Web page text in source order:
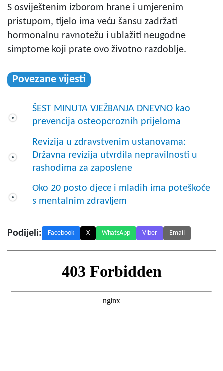
S osviještenim izborom hrane i umjerenim
pristupom, tijelo ima veću šansu zadržati
hormonalnu ravnotežu i ublažiti neugodne
simptome koji prate ovo životno razdoblje.
Povezane vijesti
ŠEST MINUTA VJEŽBANJA DNEVNO kao
prevencija osteoporoznih prijeloma
Revizija u zdravstvenim ustanovama:
Državna revizija utvrdila nepravilnosti u
rashodima za zaposlene
Oko 20 posto djece i mladih ima poteškoće
s mentalnim zdravljem
Podijeli: Facebook X WhatsApp Viber Email